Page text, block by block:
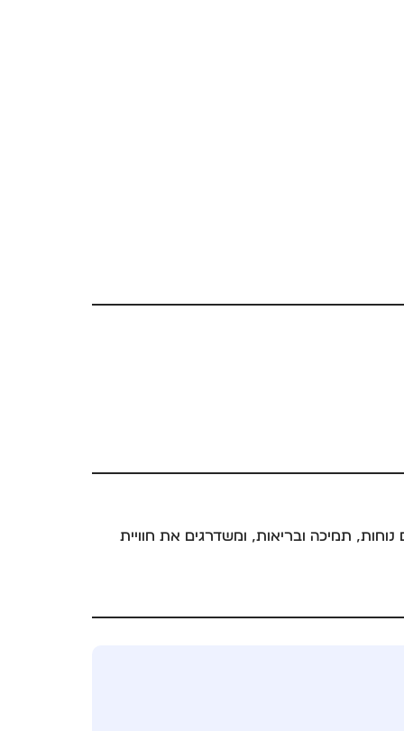
נוחות, תמיכה ובריאות, ומשדרגים את חוויית